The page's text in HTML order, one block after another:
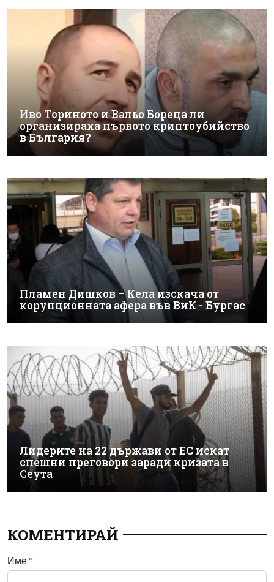
Иво Ториното и Вальо Бореца ли
организираха първото криптоубийство
в България?
Пламен Дишков – Кела изскача от
корупционната афера във ВиК - Бургас
Лидерите на 22 държави от ЕС искат
спешни преговори заради кризата в
Сеута
КОМЕНТИРАЙ
Име *